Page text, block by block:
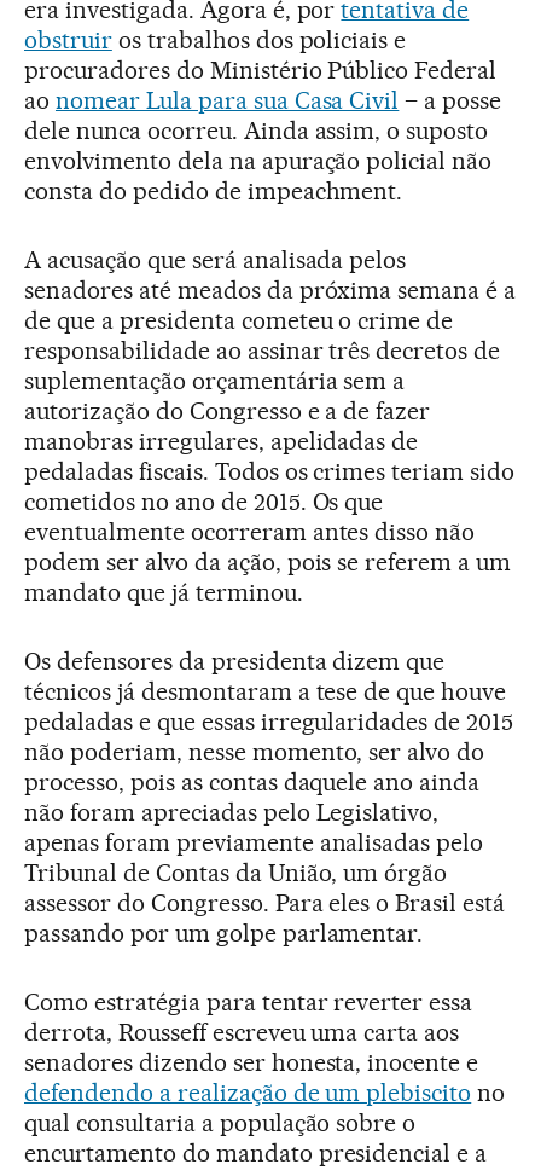
era investigada. Agora é, portentativa de
obstruiros trabalhos dos policiais e
procuradores do Ministério Público Federal
ao nomear Lula para sua Casa Civil – a posse
dele nunca ocorreu. Ainda assim, o suposto
envolvimento dela na apuração policial não
consta do pedido de impeachment.
A acusação que será analisada pelos
senadores até meados da próxima semana é a
de que a presidenta cometeu o crime de
responsabilidade ao assinar três decretos de
suplementação orçamentária sem a
autorização do Congresso e a de fazer
manobras irregulares, apelidadas de
pedaladas fiscais. Todos os crimes teriam sido
cometidos no ano de 2015. Os que
eventualmente ocorreram antes disso não
podem ser alvo da ação, pois se referem a um
mandato que já terminou.
Os defensores da presidenta dizem que
técnicos já desmontaram a tese de que houve
pedaladas e que essas irregularidades de 2015
não poderiam, nesse momento, ser alvo do
processo, pois as contas daquele ano ainda
não foram apreciadas pelo Legislativo,
apenas foram previamente analisadas pelo
Tribunal de Contas da União, um órgão
assessor do Congresso. Para eles o Brasil está
passando por um golpe parlamentar.
Como estratégia para tentar reverter essa
derrota, Rousseff escreveu uma carta aos
senadores dizendo ser honesta, inocente e
defendendo a realização de um plebiscito no
qual consultaria a população sobre o
encurtamento do mandato presidencial e a